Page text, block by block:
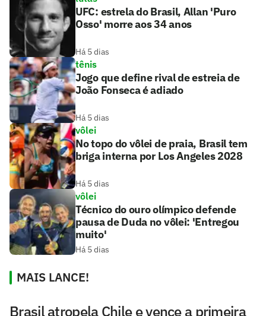
UFC: estrela do Brasil, Allan 'Puro
Osso' morre aos 34 anos
Há 5 dias
tênis
Jogo que define rival de estreia de
João Fonseca é adiado
Há 5 dias
vôlei
No topo do vôlei de praia, Brasil tem
briga interna por Los Angeles 2028
Há 5 dias
vôlei
Técnico do ouro olímpico defende
pausa de Duda no vôlei: 'Entregou
muito'
Há 5 dias
MAIS LANCE!
Brasil atropela Chile e vence a primeira